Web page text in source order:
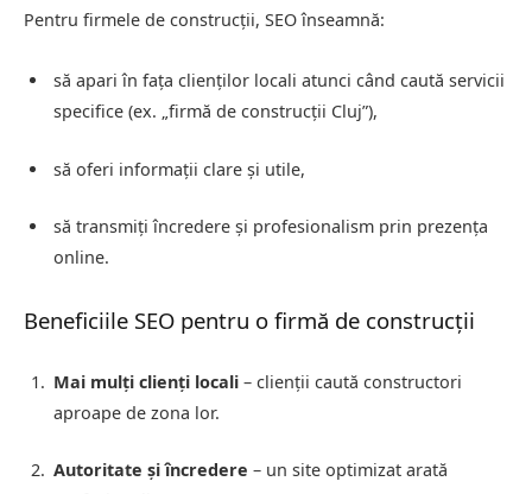
Pentru firmele de construcții, SEO înseamnă:
să apari în fața clienților locali atunci când caută servicii
specifice (ex. „firmă de construcții Cluj”),
să oferi informații clare și utile,
să transmiți încredere și profesionalism prin prezența
online.
Beneficiile SEO pentru o firmă de construcții
Mai mulți clienți locali – clienții caută constructori
aproape de zona lor.
Autoritate și încredere – un site optimizat arată